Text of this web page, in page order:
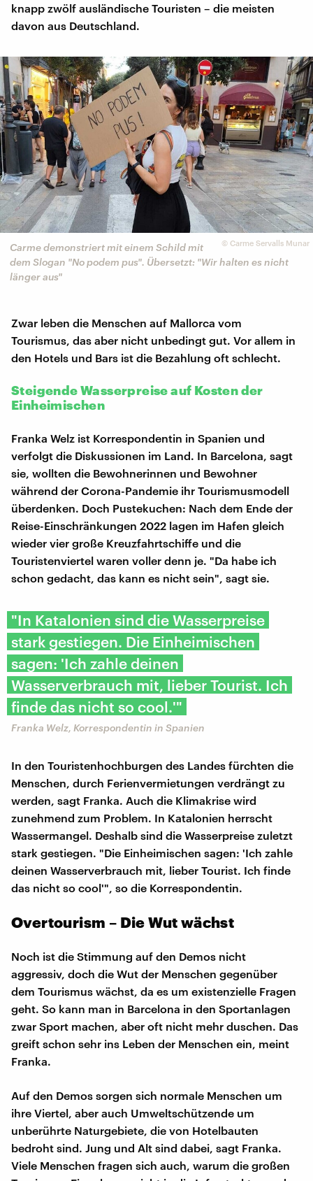
knapp zwölf ausländische Touristen – die meisten
davon aus Deutschland.
© Carme Servalls Munar
Carme demonstriert mit einem Schild mit
dem Slogan "No podem pus". Übersetzt: "Wir halten es nicht
länger aus"
Zwar leben die Menschen auf Mallorca vom
Tourismus, das aber nicht unbedingt gut. Vor allem in
den Hotels und Bars ist die Bezahlung oft schlecht.
Steigende Wasserpreise auf Kosten der
Einheimischen
Franka Welz ist Korrespondentin in Spanien und
verfolgt die Diskussionen im Land. In Barcelona, sagt
sie, wollten die Bewohnerinnen und Bewohner
während der Corona-Pandemie ihr Tourismusmodell
überdenken. Doch Pustekuchen: Nach dem Ende der
Reise-Einschränkungen 2022 lagen im Hafen gleich
wieder vier große Kreuzfahrtschiffe und die
Touristenviertel waren voller denn je. "Da habe ich
schon gedacht, das kann es nicht sein", sagt sie.
"In Katalonien sind die Wasserpreise
stark gestiegen. Die Einheimischen
sagen: 'Ich zahle deinen
Wasserverbrauch mit, lieber Tourist. Ich
finde das nicht so cool.'"
Franka Welz, Korrespondentin in Spanien
In den Touristenhochburgen des Landes fürchten die
Menschen, durch Ferienvermietungen verdrängt zu
werden, sagt Franka. Auch die Klimakrise wird
zunehmend zum Problem. In Katalonien herrscht
Wassermangel. Deshalb sind die Wasserpreise zuletzt
stark gestiegen. "Die Einheimischen sagen: 'Ich zahle
deinen Wasserverbrauch mit, lieber Tourist. Ich finde
das nicht so cool'", so die Korrespondentin.
Overtourism – Die Wut wächst
Noch ist die Stimmung auf den Demos nicht
aggressiv, doch die Wut der Menschen gegenüber
dem Tourismus wächst, da es um existenzielle Fragen
geht. So kann man in Barcelona in den Sportanlagen
zwar Sport machen, aber oft nicht mehr duschen. Das
greift schon sehr ins Leben der Menschen ein, meint
Franka.
Auf den Demos sorgen sich normale Menschen um
ihre Viertel, aber auch Umweltschützende um
unberührte Naturgebiete, die von Hotelbauten
bedroht sind. Jung und Alt sind dabei, sagt Franka.
Viele Menschen fragen sich auch, warum die großen